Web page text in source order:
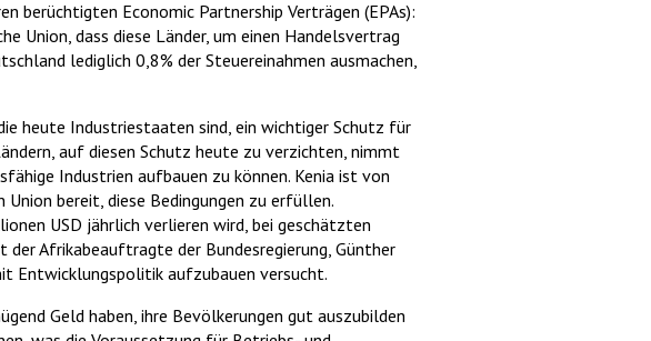
berüchtigten Economic Partnership Verträgen (EPAs):
Union, dass diese Länder, um einen Handelsvertrag
lediglich 0,8% der Steuereinahmen ausmachen,
heute Industriestaaten sind, ein wichtiger Schutz für
auf diesen Schutz heute zu verzichten, nimmt
Industrien aufbauen zu können. Kenia ist von
bereit, diese Bedingungen zu erfüllen.
USD jährlich verlieren wird, bei geschätzten
Afrikabeauftragte der Bundesregierung, Günther
Entwicklungspolitik aufzubauen versucht.
Geld haben, ihre Bevölkerungen gut auszubilden